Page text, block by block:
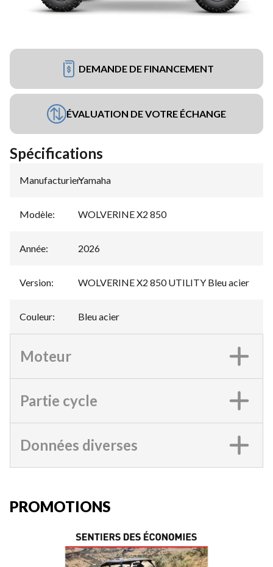
DEMANDE DE FINANCEMENT
ÉVALUATION DE VOTRE ÉCHANGE
Spécifications
Manufacturier:
Yamaha
Modèle: WOLVERINE X2 850
Année: 2026
Version: WOLVERINE X2 850 UTILITY Bleu acier
Couleur: Bleu acier
Moteur
Partie cycle
Données diverses
PROMOTIONS